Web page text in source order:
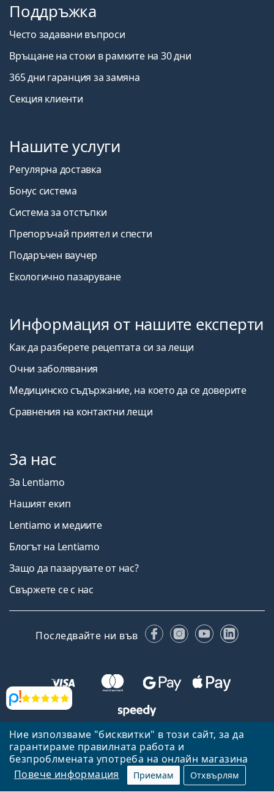
Ние използваме "бисквитки" в този сайт, за да
гарантираме правилната работа и
безпроблмената употреба на онлайн магазина
Повече информация
Приемам Отхвърлям
Прегледи
Поддръжка
Често задавани въпроси
Връщане на стоки в рамките на 30 дни
365 дни гаранция за замяна
Секция клиенти
Нашите услуги
Регулярна доставка
Бонус система
Система за отстъпки
Препоръчай приятел и спести
Подаръчен ваучер
Екологично пазаруване
Информация от нашите експерти
Как да разберете рецептата си за лещи
Очни заболявания
Медицинско съдържание, на което да се доверите
Сравнения на контактни лещи
За нас
За Lentiamo
Нашият екип
Lentiamo и медиите
Блогът на Lentiamo
Защо да пазарувате от нас?
Свържете се с нас
Последвайте ни във FacebookInstagram
YouTube
Назад към началната страница
Нагоре
Lentiamo.bg е собственост и се управлява от Lentiamo s.r.o.,
Република Чехия
Тук сме за вас в продължение на 18 години.